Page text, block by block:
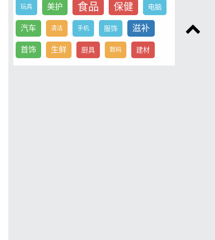
玩具 美护 食品 保健 电脑
汽车 清洁 手机 服饰 滋补
首饰 生鲜 厨具 数码 建材